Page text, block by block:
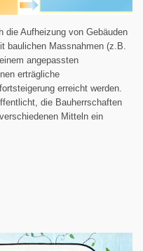
die Aufheizung von Gebäuden
baulichen Massnahmen (z.B.
angepassten
erträgliche
erreicht werden.
die Bauherrschaften
Mitteln ein